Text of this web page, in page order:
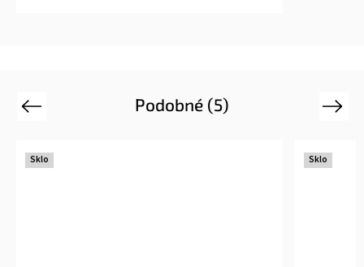
Podobné (5)
Previous
Sklo Sklo
Next